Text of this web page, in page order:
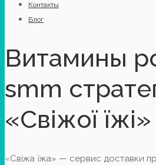
Контакты
Блог
Витамины
smm
«Свіжої їжі»
«Свіжа їжа» — сервис доставки